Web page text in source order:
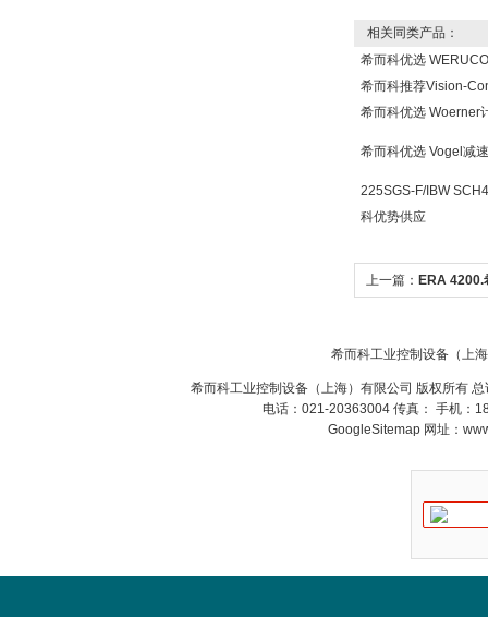
SIEMENS 6SB2073-
相关同类产品：
希而科优选
希而科推荐Vision-
希而科优选 Woerner
希而科优选 Vogel减
225SGS-F/IBW
科优势供应
上一篇： ERA
希而科工业控制设备（上
希而科工业控制设备（上海）有限公司 版权所有
电话：021-20363004 传真： 手机：
GoogleSitemap网址：